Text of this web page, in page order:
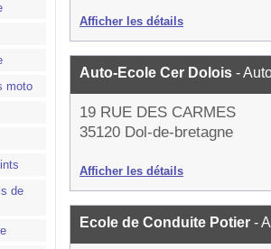
moto
de
Afficher les détails
Auto-Ecole Cer Dolois -
19 RUE DES CARMES
35120 Dol-de-bretagne
Afficher les détails
Ecole de Conduite Potier -